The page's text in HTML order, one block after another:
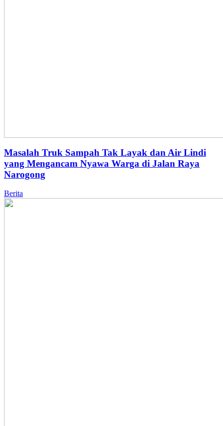
Masalah Truk Sampah Tak Layak dan Air Lindi
yang Mengancam Nyawa Warga di Jalan Raya
Narogong
Berita